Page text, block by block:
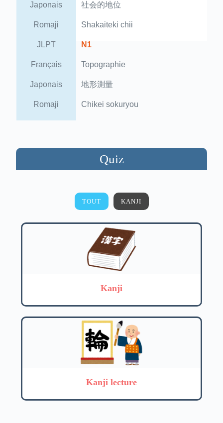
Japonais 社会的地位
Romaji Shakaiteki chii
JLPT N1
Français Topographie
Japonais 地形測量
Romaji Chikei sokuryou
Quiz
TOUT KANJI
Kanji
Kanji lecture